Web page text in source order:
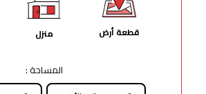
منزل قطعة أرض
المساحة :